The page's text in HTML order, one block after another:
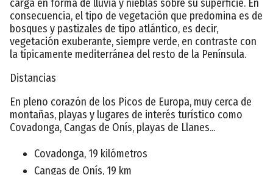
carga en forma de lluvia y nieblas sobre su superficie. En
consecuencia, el tipo de vegetación que predomina es de
bosques y pastizales de tipo atlántico, es decir,
vegetación exuberante, siempre verde, en contraste con
la típicamente mediterránea del resto de la Península.
Distancias
En pleno corazón de los Picos de Europa, muy cerca de
montañas, playas y lugares de interés turístico como
Covadonga, Cangas de Onís, playas de Llanes...
Covadonga, 19 kilómetros
Cangas de Onís, 19 km